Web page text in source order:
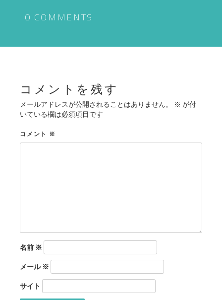
シ
0 COMMENTS
コメントを残す
メールアドレスが公開されることはありません。 ※ が付
いている欄は必須項目です
コメント ※
名前 ※
メール※
サイト